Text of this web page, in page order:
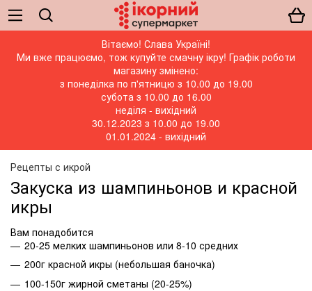
Вітаємо! Слава Україні!
Ми вже працюємо, тож купуйте смачну ікру! Графік роботи
магазину змінено:
з понеділка по п'ятницю з 10.00 до 19.00
субота з 10.00 до 16.00
неділя - вихідний
30.12.2023 з 10.00 до 19.00
01.01.2024 - вихідний
Рецепты с икрой
Закуска из шампиньонов и красной
икры
Вам понадобится
20-25 мелких шампиньонов или 8-10 средних
200г красной икры (небольшая баночка)
100-150г жирной сметаны (20-25%)